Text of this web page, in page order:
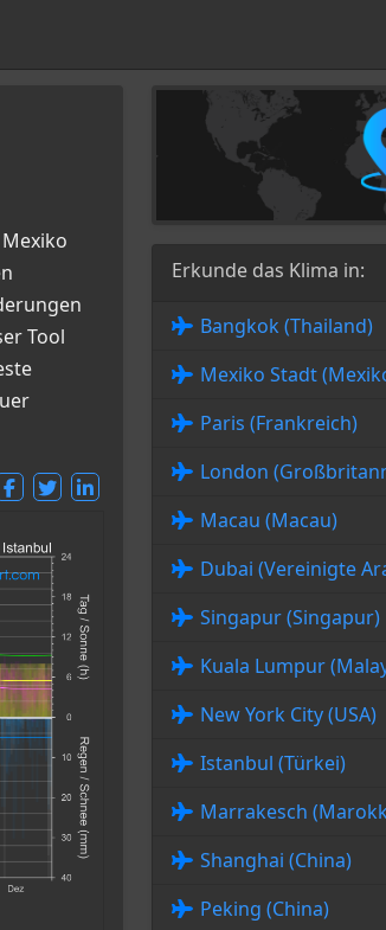
Tool
Erkunde das Klima in:
Bangkok (Thailand)
Mexiko Stadt
Paris (Frankreich)
London
Macau (Macau)
Dubai (Vereinigte
Singapur (Singapur)
Kuala Lumpur
New York City (USA)
Istanbul (Türkei)
Marrakesch
Shanghai (China)
Peking (China)